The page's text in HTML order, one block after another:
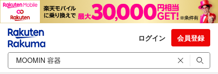
ログイン 会員登録